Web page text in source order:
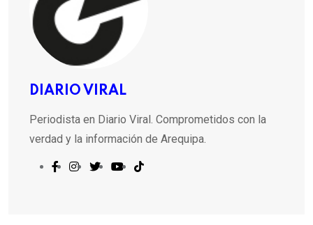
DIARIO VIRAL
Periodista en Diario Viral. Comprometidos con la
verdad y la información de Arequipa.